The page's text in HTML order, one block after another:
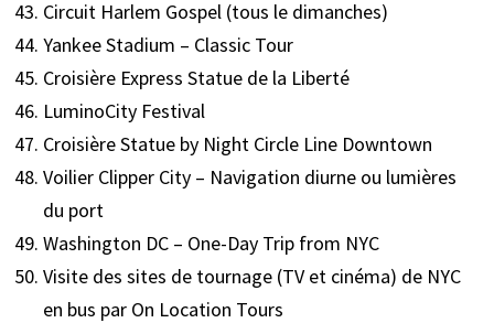
Circuit Harlem Gospel (tous le dimanches)
Yankee Stadium – Classic Tour
Croisière Express Statue de la Liberté
LuminoCity Festival
Croisière Statue by Night Circle Line Downtown
Voilier Clipper City – Navigation diurne ou lumières
du port
Washington DC – One-Day Trip from NYC
Visite des sites de tournage (TV et cinéma) de NYC
en bus par On Location Tours